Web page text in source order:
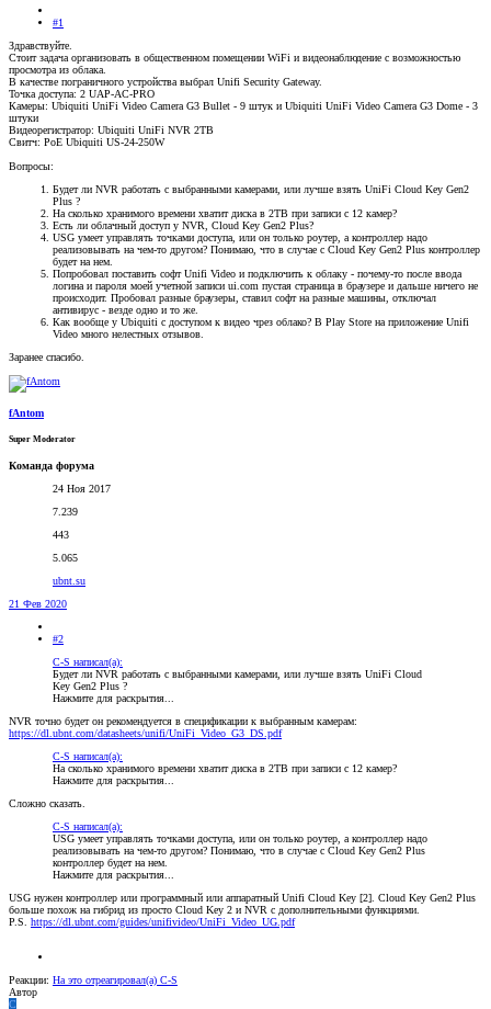
#1
Здравствуйте.
Стоит задача организовать в общественном помещении WiFi и видеонаблюдение с возможностью
просмотра из облака.
В качестве пограничного устройства выбрал Unifi Security Gateway.
Точка доступа: 2 UAP-AC-PRO
Камеры: Ubiquiti UniFi Video Camera G3 Bullet - 9 штук и Ubiquiti UniFi Video Camera G3 Dome - 3
штуки
Видеорегистратор: Ubiquiti UniFi NVR 2TB
Свитч: PoE Ubiquiti US-24-250W
Вопросы:
Будет ли NVR работать с выбранными камерами, или лучше взять UniFi Cloud Key Gen2
Plus ?
На сколько хранимого времени хватит диска в 2TB при записи с 12 камер?
Есть ли облачный доступ у NVR, Cloud Key Gen2 Plus?
USG умеет управлять точками доступа, или он только роутер, а контроллер надо
реализовывать на чем-то другом? Понимаю, что в случае с Cloud Key Gen2 Plus контроллер
будет на нем.
Попробовал поставить софт Unifi Video и подключить к облаку - почему-то после ввода
логина и пароля моей учетной записи ui.com пустая страница в браузере и дальше ничего не
происходит. Пробовал разные браузеры, ставил софт на разные машины, отключал
антивирус - везде одно и то же.
Как вообще у Ubiquiti с доступом к видео чрез облако? В Play Store на приложение Unifi
Video много нелестных отзывов.
Заранее спасибо.
fAntom
Super Moderator
Команда форума
24 Ноя 2017
7.239
443
5.065
ubnt.su
21 Фев 2020
#2
C-S написал(а):
Будет ли NVR работать с выбранными камерами, или лучше взять UniFi Cloud
Key Gen2 Plus ?
Нажмите для раскрытия...
NVR точно будет он рекомендуется в спецификации к выбранным камерам:
https://dl.ubnt.com/datasheets/unifi/UniFi_Video_G3_DS.pdf
C-S написал(а):
На сколько хранимого времени хватит диска в 2TB при записи с 12 камер?
Нажмите для раскрытия...
Сложно сказать.
C-S написал(а):
USG умеет управлять точками доступа, или он только роутер, а контроллер надо
реализовывать на чем-то другом? Понимаю, что в случае с Cloud Key Gen2 Plus
контроллер будет на нем.
Нажмите для раскрытия...
USG нужен контроллер или программный или аппаратный Unifi Cloud Key [2]. Cloud Key Gen2 Plus
больше похож на гибрид из просто Cloud Key 2 и NVR с дополнительными функциями.
P.S. https://dl.ubnt.com/guides/unifivideo/UniFi_Video_UG.pdf
Реакции: На это отреагировал(а) C-S
Автор
C